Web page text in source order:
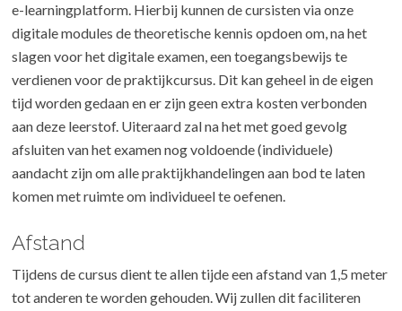
e-learningplatform. Hierbij kunnen de cursisten via onze
digitale modules de theoretische kennis opdoen om, na het
slagen voor het digitale examen, een toegangsbewijs te
verdienen voor de praktijkcursus. Dit kan geheel in de eigen
tijd worden gedaan en er zijn geen extra kosten verbonden
aan deze leerstof. Uiteraard zal na het met goed gevolg
afsluiten van het examen nog voldoende (individuele)
aandacht zijn om alle praktijkhandelingen aan bod te laten
komen met ruimte om individueel te oefenen.
Afstand
Tijdens de cursus dient te allen tijde een afstand van 1,5 meter
tot anderen te worden gehouden. Wij zullen dit faciliteren